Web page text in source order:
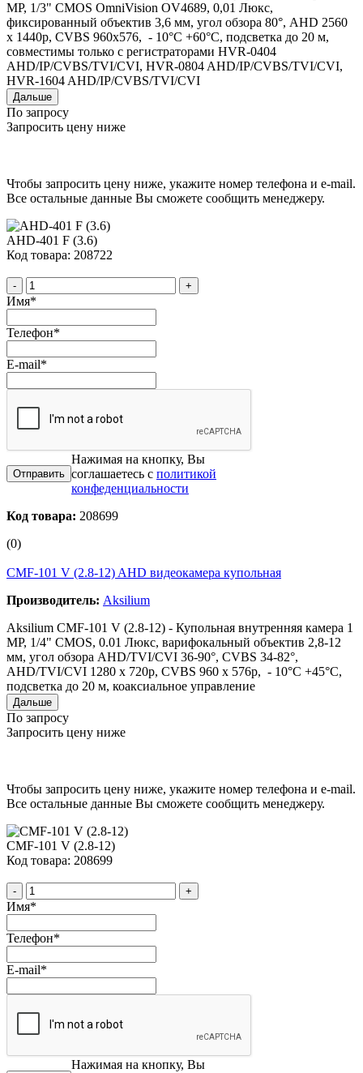
MP, 1/3" CMOS OmniVision OV4689, 0,01 Люкс,
фиксированный объектив 3,6 мм, угол обзора 80°, AHD 2560
x 1440p, СVBS 960x576, - 10°C +60°C, подсветка до 20 м,
совместимы только с регистраторами HVR-0404
AHD/IP/CVBS/TVI/CVI, HVR-0804 AHD/IP/CVBS/TVI/CVI,
HVR-1604 AHD/IP/CVBS/TVI/CVI
Дальше
По запросу
Запросить цену ниже
Чтобы запросить цену ниже, укажите номер телефона и e-mail.
Все остальные данные Вы сможете сообщить менеджеру.
AHD-401 F (3.6)
Код товара: 208722
- +
Имя*
Телефон*
E-mail*
Нажимая на кнопку, Вы
соглашаетесь с политикой
конфеденциальности
Код товара: 208699
(0)
CMF-101 V (2.8-12) AHD видеокамера купольная
Производитель: Aksilium
Aksilium CMF-101 V (2.8-12) - Купольная внутренняя камера 1
MP, 1/4" CMOS, 0.01 Люкс, варифокальный объектив 2,8-12
мм, угол обзора AHD/TVI/CVI 36-90°, CVBS 34-82°,
AHD/TVI/CVI 1280 x 720p, CVBS 960 x 576p, - 10°C +45°C,
подсветка до 20 м, коаксиальное управление
Дальше
По запросу
Запросить цену ниже
Чтобы запросить цену ниже, укажите номер телефона и e-mail.
Все остальные данные Вы сможете сообщить менеджеру.
CMF-101 V (2.8-12)
Код товара: 208699
- +
Имя*
Телефон*
E-mail*
Нажимая на кнопку, Вы